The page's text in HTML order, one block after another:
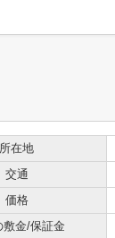
所在地
交通
価格
敷金/保証金